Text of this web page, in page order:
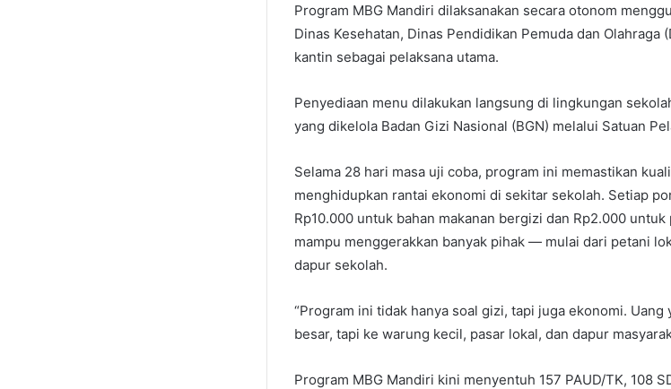
Program MBG Mandiri dilaksanakan secara otonom
Dinas Kesehatan, Dinas Pendidikan Pemuda dan
kantin sebagai pelaksana utama.
Penyediaan menu dilakukan langsung di lingkungan
yang dikelola Badan Gizi Nasional (BGN) melalui Satuan
Selama 28 hari masa uji coba, program ini memastikan
menghidupkan rantai ekonomi di sekitar sekolah. Setiap
Rp10.000 untuk bahan makanan bergizi dan Rp2.000
mampu menggerakkan banyak pihak — mulai dari petani
dapur sekolah.
“Program ini tidak hanya soal gizi, tapi juga ekonomi.
besar, tapi ke warung kecil, pasar lokal, dan dapur
Program MBG Mandiri kini menyentuh 157 PAUD/TK, 108